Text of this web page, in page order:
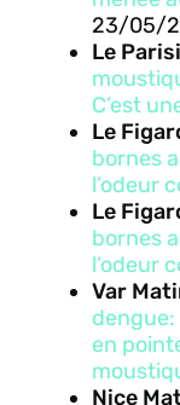
23/05/
Le
C’est
Le
bornes
l’odeur
Le
bornes
l’odeur
Var
en
Nice